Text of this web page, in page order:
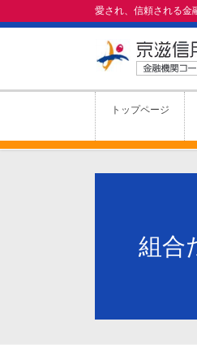
愛され、信頼される金
トップページ
組合